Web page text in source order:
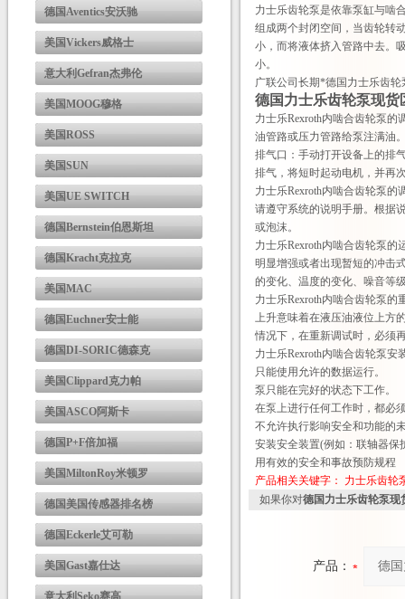
德国Aventics安沃驰
美国Vickers威格士
意大利Gefran杰弗伦
美国MOOG穆格
美国ROSS
美国SUN
美国UE SWITCH
德国Bernstein伯恩斯坦
德国Kracht克拉克
美国MAC
德国Euchner安士能
德国DI-SORIC德森克
美国Clippard克力帕
美国ASCO阿斯卡
德国P+F倍加福
美国MiltonRoy米顿罗
德国美国传感器排名榜
德国Eckerle艾可勒
美国Gast嘉仕达
意大利Seko赛高
力士乐齿轮泵是依靠泵缸与啮
组成两个封闭空间，当齿轮转
小，而将液体挤入管路中去。
小。
广联公司长期*德国力士乐齿
德国力士乐齿轮泵现货
力士乐Rexroth内啮合齿轮泵
油管路或压力管路给泵注满油
排气口：手动打开设备上的排
排气，将短时起动电机，并再
力士乐Rexroth内啮合齿轮泵
请遵守系统的说明手册。根据
或泡沫。
力士乐Rexroth内啮合齿轮泵
明显增强或者出现暂短的冲击
的变化、温度的变化、噪音等
力士乐Rexroth内啮合齿轮泵
上升意味着在液压油液位上方
情况下，在重新调试时，必须
力士乐Rexroth内啮合齿轮泵
只能使用允许的数据运行。
泵只能在完好的状态下工作。
在泵上进行任何工作时，都必
不允许执行影响安全和功能的
安装安全装置(例如：联轴器
用有效的安全和事故预防规程
产品相关关键字： 力士乐齿轮
如果你对德国力士乐齿轮泵现
产品：